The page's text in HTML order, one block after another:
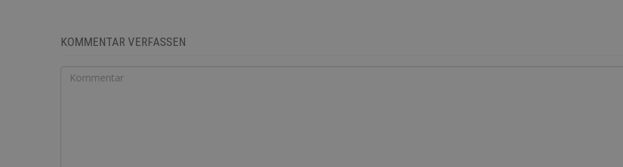
KOMMENTAR VERFASSEN